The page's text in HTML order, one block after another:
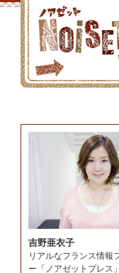
吉野亜衣子
リアルなフランス情報
ー「ノアゼットプレス